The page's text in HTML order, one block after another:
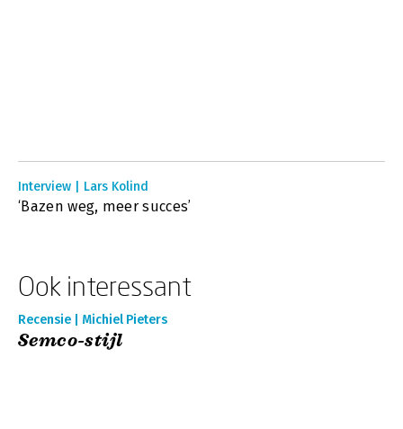
Interview | Lars Kolind
‘Bazen weg, meer succes’
Ook interessant
Recensie | Michiel Pieters
Semco-stijl